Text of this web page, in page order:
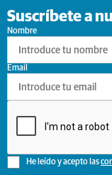
Suscríbete a
Nombre
He leído y acepto las
Email